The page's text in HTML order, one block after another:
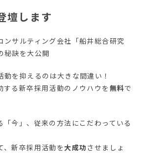
壇します
ンサルティング会社「船井総合研究
秘訣を大公開
を抑えるのは大きな間違い！
する新卒採用活動のノウハウを無料で
「今」、従来の方法にこだわっている
、新卒採用活動を大成功 させましょ